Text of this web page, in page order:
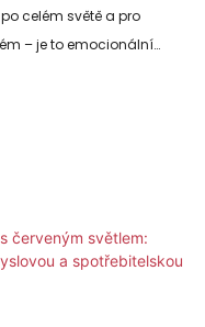
celém světě a pro
– je to emocionální
sebevědomím.
vitamíny, možná jste se